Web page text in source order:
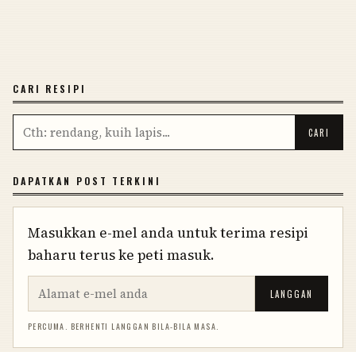
CARI RESIPI
DAPATKAN POST TERKINI
Masukkan e-mel anda untuk terima resipi
baharu terus ke peti masuk.
LANGGAN
PERCUMA. BERHENTI LANGGAN BILA-BILA MASA.